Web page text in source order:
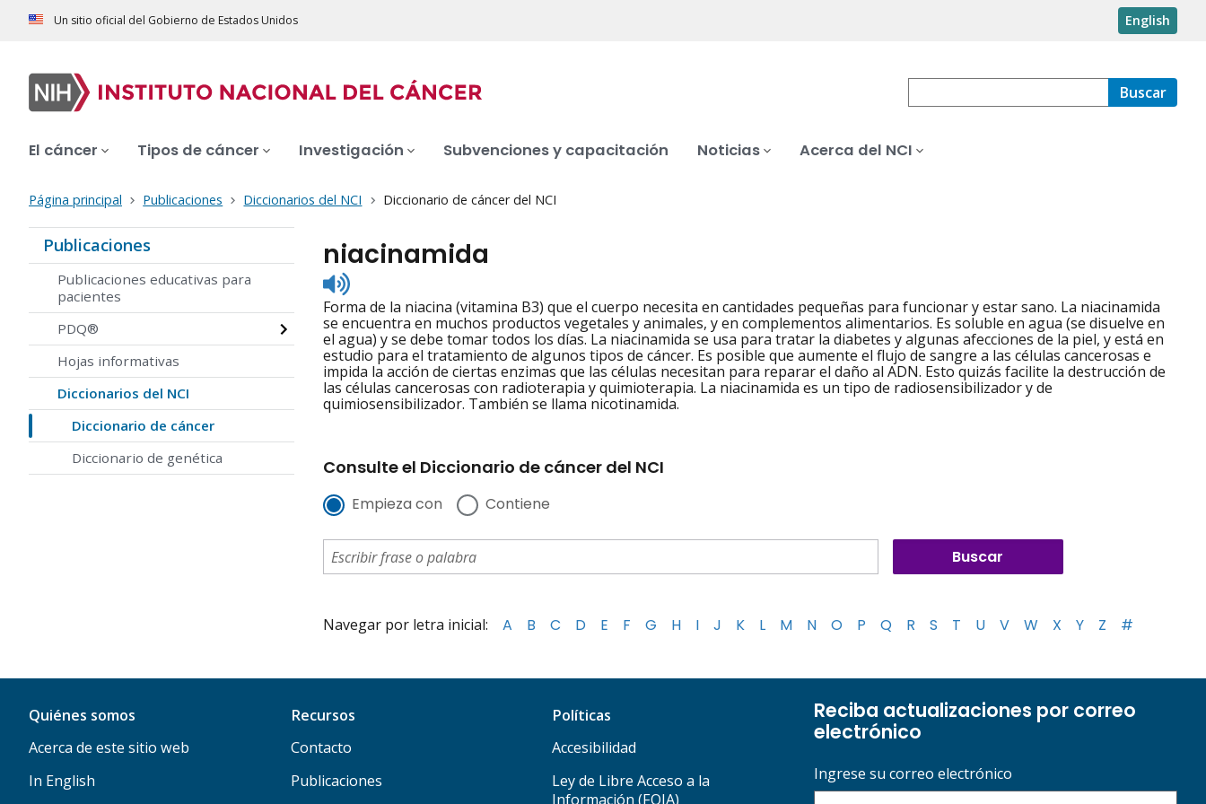
Un sitio oficial del Gobierno de Estados Unidos English
Buscar
El cáncer Tipos de cáncer Investigación Subvenciones y capacitación Noticias Acerca del NCI
Página principal Publicaciones Diccionarios del NCI Diccionario de cáncer del NCI
Publicaciones
Publicaciones educativas para
pacientes
PDQ®
Hojas informativas
Diccionarios del NCI
Diccionario de cáncer
Diccionario de genética
niacinamida
Listen
to
pronunciation
Forma de la niacina (vitamina B3) que el cuerpo necesita en cantidades pequeñas para funcionar y estar sano. La niacinamida
se encuentra en muchos productos vegetales y animales, y en complementos alimentarios. Es soluble en agua (se disuelve en
el agua) y se debe tomar todos los días. La niacinamida se usa para tratar la diabetes y algunas afecciones de la piel, y está en
estudio para el tratamiento de algunos tipos de cáncer. Es posible que aumente el flujo de sangre a las células cancerosas e
impida la acción de ciertas enzimas que las células necesitan para reparar el daño al ADN. Esto quizás facilite la destrucción de
las células cancerosas con radioterapia y quimioterapia. La niacinamida es un tipo de radiosensibilizador y de
quimiosensibilizador. También se llama nicotinamida.
Consulte el Diccionario de cáncer del NCI
Empieza con Contiene
Navegar por letra inicial: A B C D E F G H I J K L M N O P Q R S T U V W X Y Z #
Quiénes somos
Acerca de este sitio web
In English
Recursos
Contacto
Publicaciones
Políticas
Accesibilidad
Ley de Libre Acceso a la
Información (FOIA)
Reciba actualizaciones por correo
electrónico
Ingrese su correo electrónico